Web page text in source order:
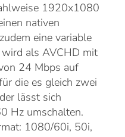
1920x1080
nativen
eine variable
wird als AVCHD mit
24 Mbps auf
die es gleich zwei
lässt sich
Hz umschalten.
1080/60i, 50i,